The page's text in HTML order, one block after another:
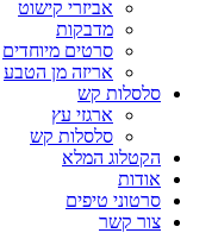
אביזרי קישוט
מדבקות
סרטים מיוחדים
אריזה מן הטבע
סלסלות קש
ארגזי עץ
סלסלות קש
הקטלוג המלא
אודות
סרטוני טיפים
צור קשר